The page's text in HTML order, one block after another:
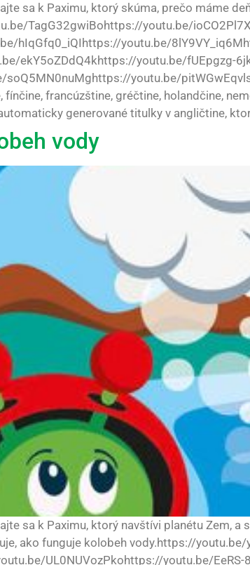
sa k Paximu, ktorý skúma, prečo máme
TagG32gwiBohttps://youtu.be/
hIqGfq0_iQIhttps://youtu.be/
ekY5oZDdQ4khttps://youtu.be/fUEpgzg-
youtu.be/
fínčine, francúzštine, gréčtine, holandčine,
generované titulky v angličtine,
vody
sa k Paximu, ktorý navštívi planétu Zem,
ako funguje kolobeh vody.https://
UL0NUVozPkohttps://youtu.be/EeRS-